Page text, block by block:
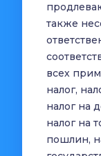
также
всех
налог,
налог на
налог на
пошлин,